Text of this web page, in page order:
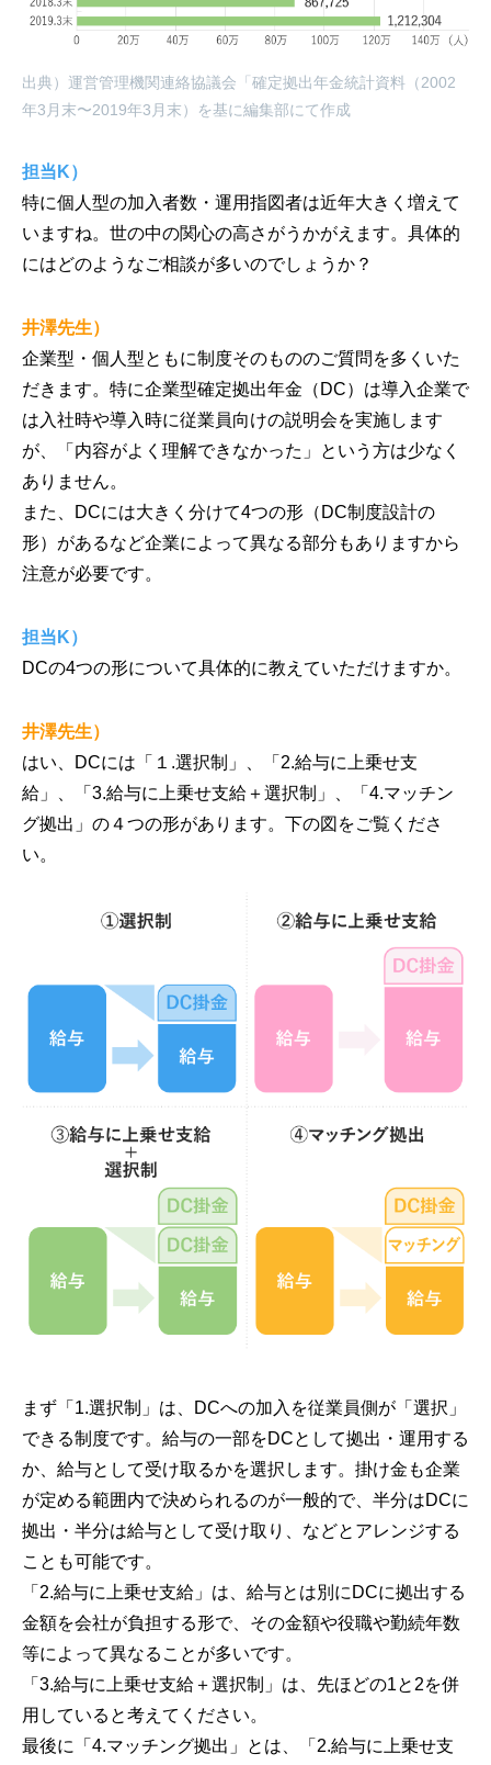
出典）運営管理機関連絡協議会「確定拠出年金統計資料（2002
年3月末〜2019年3月末）を基に編集部にて作成
担当K）
特に個人型の加入者数・運用指図者は近年大きく増えて
いますね。世の中の関心の高さがうかがえます。具体的
にはどのようなご相談が多いのでしょうか？
井澤先生）
企業型・個人型ともに制度そのもののご質問を多くいた
だきます。特に企業型確定拠出年金（DC）は導入企業で
は入社時や導入時に従業員向けの説明会を実施します
が、「内容がよく理解できなかった」という方は少なく
ありません。
また、DCには大きく分けて4つの形（DC制度設計の
形）があるなど企業によって異なる部分もありますから
注意が必要です。
担当K）
DCの4つの形について具体的に教えていただけますか。
井澤先生）
はい、DCには「１.選択制」、「2.給与に上乗せ支
給」、「3.給与に上乗せ支給＋選択制」、「4.マッチン
グ拠出」の４つの形があります。下の図をご覧くださ
い。
まず「1.選択制」は、DCへの加入を従業員側が「選択」
できる制度です。給与の一部をDCとして拠出・運用する
か、給与として受け取るかを選択します。掛け金も企業
が定める範囲内で決められるのが一般的で、半分はDCに
拠出・半分は給与として受け取り、などとアレンジする
ことも可能です。
「2.給与に上乗せ支給」は、給与とは別にDCに拠出する
金額を会社が負担する形で、その金額や役職や勤続年数
等によって異なることが多いです。
「3.給与に上乗せ支給＋選択制」は、先ほどの1と2を併
用していると考えてください。
最後に「4.マッチング拠出」とは、「2.給与に上乗せ支